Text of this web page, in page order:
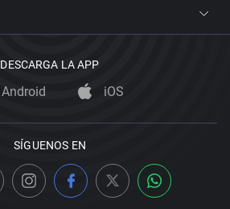
DESCARGA LA APP
Android iOS
SÍGUENOS EN